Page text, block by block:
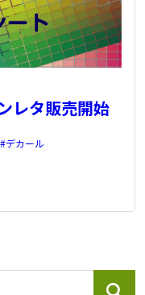
レタ販売開始
デカール